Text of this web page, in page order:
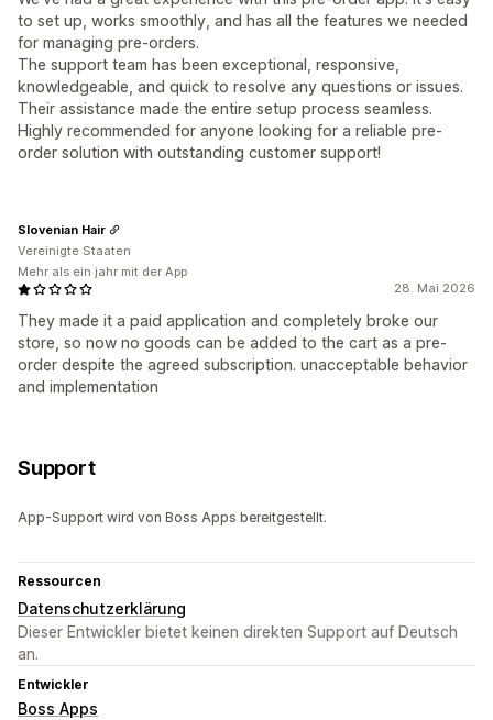
to set up, works smoothly, and has all the features we needed
for managing pre-orders.
The support team has been exceptional, responsive,
knowledgeable, and quick to resolve any questions or issues.
Their assistance made the entire setup process seamless.
Highly recommended for anyone looking for a reliable pre-
order solution with outstanding customer support!
28. Mai 2026
They made it a paid application and completely broke our
store, so now no goods can be added to the cart as a pre-
order despite the agreed subscription. unacceptable behavior
and implementation
Slovenian Hair
Vereinigte Staaten
Mehr als ein jahr mit der App
Support
App-Support wird von Boss Apps bereitgestellt.
Ressourcen
Datenschutzerklärung
Dieser Entwickler bietet keinen direkten Support auf Deutsch
an.
Entwickler
Boss Apps